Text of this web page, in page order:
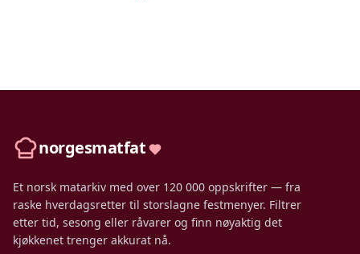
norgesmatfat
Et norsk matarkiv med over 120 000 oppskrifter — fra
raske hverdagsretter til storslagne festmenyer. Filtrer
etter tid, sesong eller råvarer og finn nøyaktig det
kjøkkenet trenger akkurat nå.